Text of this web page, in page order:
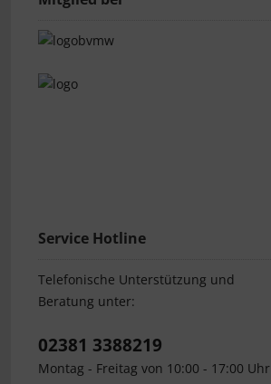
Service Hotline
Telefonische Unterstützung und
Beratung unter:
02381 3388219
Montag - Freitag von 10:00 - 17:00 Uhr